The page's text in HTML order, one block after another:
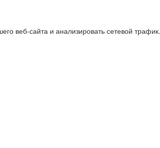
веб-сайта и анализировать сетевой трафик.